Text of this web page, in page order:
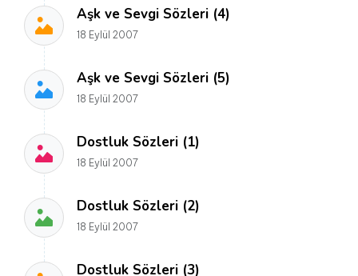
Aşk ve Sevgi Sözleri (4)
18 Eylül 2007
Aşk ve Sevgi Sözleri (5)
18 Eylül 2007
Dostluk Sözleri (1)
18 Eylül 2007
Dostluk Sözleri (2)
18 Eylül 2007
Dostluk Sözleri (3)